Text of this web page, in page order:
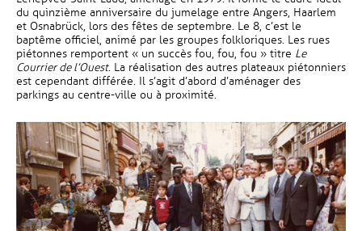
du quinzième anniversaire du jumelage entre Angers, Haarlem
et Osnabrück, lors des fêtes de septembre. Le 8, c’est le
baptême officiel, animé par les groupes folkloriques. Les rues
piétonnes remportent « un succès fou, fou, fou » titre Le
Courrier de l’Ouest. La réalisation des autres plateaux piétonniers
est cependant différée. Il s’agit d’abord d’aménager des
parkings au centre-ville ou à proximité.